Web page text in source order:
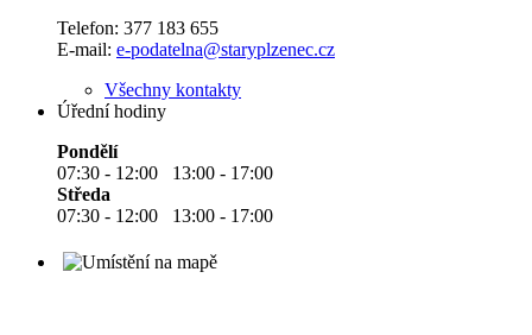
Telefon: 377 183 655
E-mail: e-podatelna@staryplzenec.cz
Všechny kontakty
Úřední hodiny
Pondělí
07:30 - 12:00 13:00 - 17:00
Středa
07:30 - 12:00 13:00 - 17:00